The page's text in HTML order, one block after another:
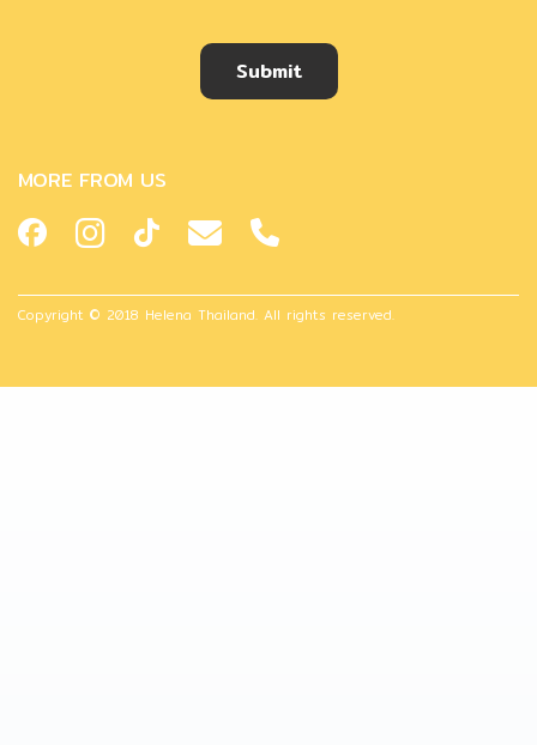
Submit
MORE FROM US
Copyright © 2018 Helena Thailand. All rights reserved.